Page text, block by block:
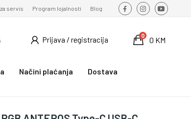
servis Program lojalnosti Blog
Prijava / registracija 0 KM
0
Načini plaćanja Dostava